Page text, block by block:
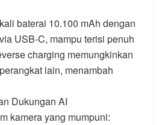
baterai 10.100 mAh dengan
USB-C, mampu terisi penuh
charging memungkinkan
lain, menambah
Dukungan AI
kamera yang mumpuni: